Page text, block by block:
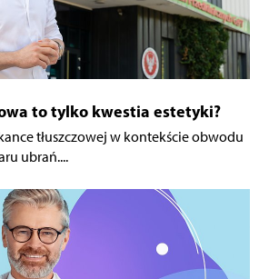
to tylko kwestia estetyki?
tłuszczowej w kontekście obwodu
ubrań....